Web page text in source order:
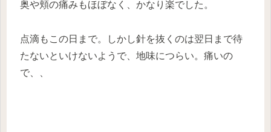
奥や頬の痛みもほぼなく、かなり楽でした。
点滴もこの日まで。しかし針を抜くのは翌日まで待
たないといけないようで、地味につらい。痛いの
で、、